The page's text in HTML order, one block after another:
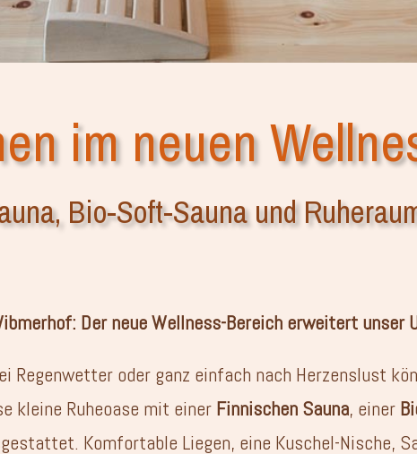
im neuen
Bio-Soft-Sauna und
Der neue Wellness-Bereich erweitert unser
Regenwetter oder ganz einfach nach Herzenslust
kleine Ruheoase mit einer Finnischen Sauna, einer
Komfortable Liegen, eine Kuschel-Nische,